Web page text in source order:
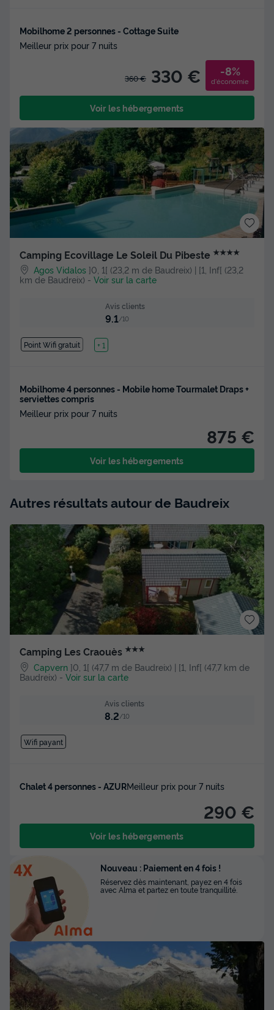
Mobilhome 2 personnes - Cottage Suite
Meilleur prix pour 7 nuits
360 € 330 € -8%
d'économie
Voir les hébergements
Camping Ecovillage Le Soleil Du Pibeste ★★★★
Agos Vidalos ]0, 1[ (23,2 m de Baudreix) | [1, Inf[ (23,2
km de Baudreix) - Voir sur la carte
Avis clients
9.1/10
Point Wifi gratuit Lac
+ 1
Mobilhome 4 personnes - Mobile home Tourmalet Draps +
serviettes compris
Meilleur prix pour 7 nuits
875 €
Voir les hébergements
Autres résultats autour de Baudreix
Camping Les Craouès ★★★
Capvern ]0, 1[ (47,7 m de Baudreix) | [1, Inf[ (47,7 km de
Baudreix) - Voir sur la carte
Avis clients
8.2/10
Wifi payant
Chalet 4 personnes - AZURMeilleur prix pour 7 nuits
290 €
Voir les hébergements
Nouveau : Paiement en 4 fois !
Réservez dès maintenant, payez en 4 fois
avec Alma et partez en toute tranquillité.